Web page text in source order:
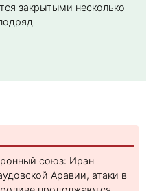
закрытыми несколько
союз: Иран
Аравии, атаки в